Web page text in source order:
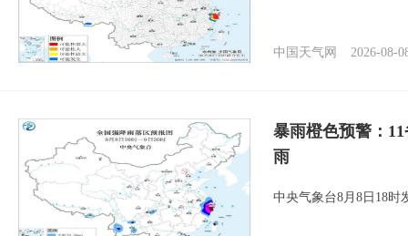
中国天气网 2026-08-
暴雨橙色预警：
雨
中央气象台8月8日18时